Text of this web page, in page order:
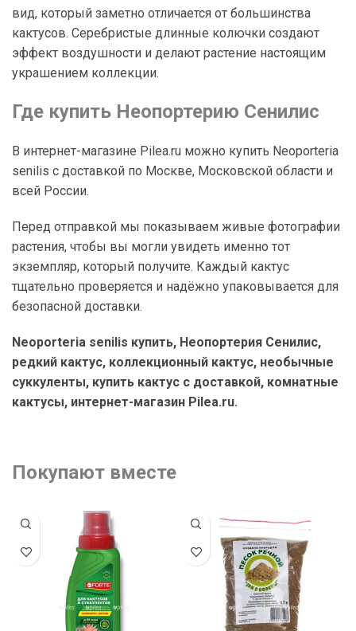
вид, который заметно отличается от большинства
кактусов. Серебристые длинные колючки создают
эффект воздушности и делают растение настоящим
украшением коллекции.
Где купить Неопортерию Сенилис
В интернет-магазине Pilea.ru можно купить Neoporteria
senilis с доставкой по Москве, Московской области и
всей России.
Перед отправкой мы показываем живые фотографии
растения, чтобы вы могли увидеть именно тот
экземпляр, который получите. Каждый кактус
тщательно проверяется и надёжно упаковывается для
безопасной доставки.
Neoporteria senilis купить, Неопортерия Сенилис,
редкий кактус, коллекционный кактус, необычные
суккуленты, купить кактус с доставкой, комнатные
кактусы, интернет-магазин Pilea.ru.
Покупают вместе